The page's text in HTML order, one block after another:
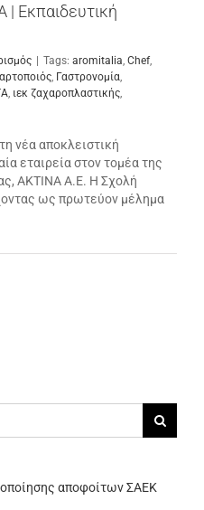
Εκπαιδευτική
| Tags: aromitalia Chef,
αρτοποιός Γαστρονομία
ιεκ ζαχαροπλαστικής
νέα αποκλειστική
εταιρεία στον τομέα της
ΑΚΤΙΝΑ Α.Ε. Η Σχολή
ως πρωτεύον μέλημα
αποφοίτων ΣΑΕΚ